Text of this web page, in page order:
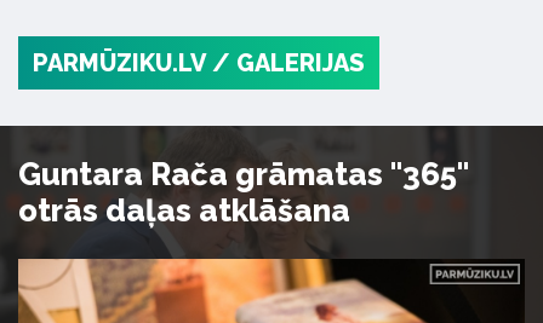
PARMŪZIKU.LV / GALERIJAS
Guntara Rača grāmatas "365"
otrās daļas atklāšana